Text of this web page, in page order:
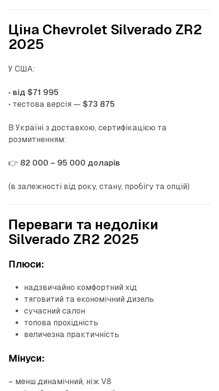
Ціна Chevrolet Silverado ZR2
2025
У США:
• від $71 995
• тестова версія — $73 875
В Україні з доставкою, сертифікацією та
розмитненням:
👉 82 000 – 95 000 доларів
(в залежності від року, стану, пробігу та опцій)
Переваги та недоліки
Silverado ZR2 2025
Плюси:
надзвичайно комфортний хід
тяговитий та економічний дизель
сучасний салон
топова прохідність
величезна практичність
Мінуси:
– менш динамічний, ніж V8